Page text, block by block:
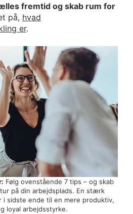
fremtid og skab rum for
på, hvad
er.
Følg ovenstående 7 tips – og skab
på din arbejdsplads. En stærk
i sidste ende til en mere produktiv,
loyal arbejdsstyrke.